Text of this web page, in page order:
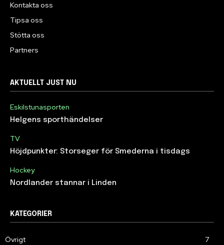
Kontakta oss
Tipsa oss
Stötta oss
Partners
AKTUELLT JUST NU
Eskilstunasporten
Helgens sporthändelser
TV
Höjdpunkter: Storseger för Smederna i tisdags
Hockey
Nordlander stannar i Linden
KATEGORIER
Övrigt 7